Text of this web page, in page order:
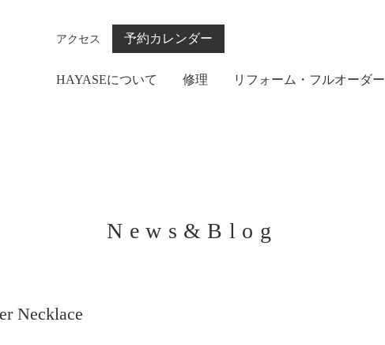
アクセス 予約カレンダー
HAYASEについて 修理 リフォーム・フルオーダー
News&Blog
Necklace